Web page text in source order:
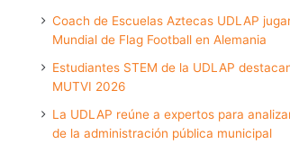
Coach de Escuelas Aztecas UDLAP
Mundial de Flag Football en Alemania
Estudiantes STEM de la UDLAP
MUTVI 2026
La UDLAP reúne a expertos para
de la administración pública municipal